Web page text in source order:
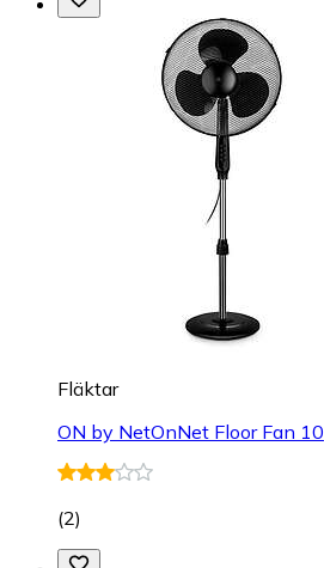
Fläktar
ON by NetOnNet Floor Fan 10
(2)